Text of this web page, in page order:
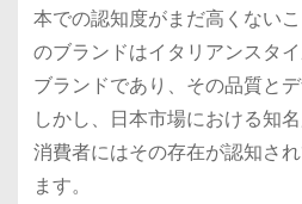
本での認知度がまだ高くない
のブランドはイタリアンスタ
ブランドであり、その品質と
しかし、日本市場における知
消費者にはその存在が認知さ
ます。